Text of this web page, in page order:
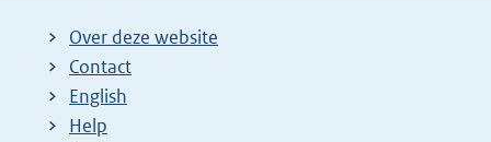
Over deze website
Contact
English
Help